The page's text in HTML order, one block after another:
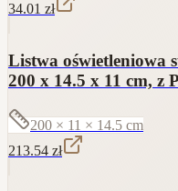
34.01 zł
Listwa oświetleniowa
200 x 14.5 x 11 cm, z
200 × 11 × 14.5 cm
213.54 zł